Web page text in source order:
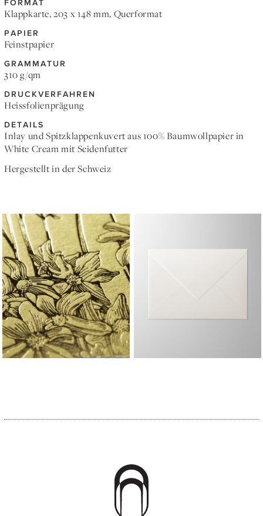
FORMAT
Klappkarte, 203 x 148 mm, Querformat
PAPIER
Feinstpapier
GRAMMATUR
310 g/qm
DRUCKVERFAHREN
Heissfolienprägung
DETAILS
Inlay und Spitzklappenkuvert aus 100% Baumwollpapier in
White Cream mit Seidenfutter
Hergestellt in der Schweiz